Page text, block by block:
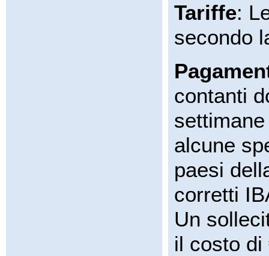
Tariffe:
secondo
contanti
alcune
paesi
corretti
Un
il costo di